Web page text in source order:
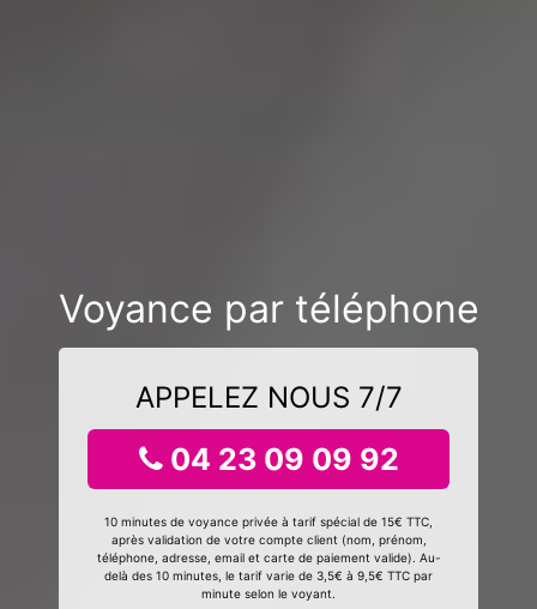
Voyance par téléphone
APPELEZ NOUS 7/7
04 23 09 09 92
10 minutes de voyance privée à tarif spécial de 15€ TTC,
après validation de votre compte client (nom, prénom,
téléphone, adresse, email et carte de paiement valide). Au-
delà des 10 minutes, le tarif varie de 3,5€ à 9,5€ TTC par
minute selon le voyant.